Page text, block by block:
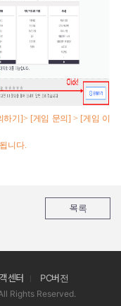
하기]> [게임 문의] > [게임 이
니다.
목록
센터 PC버전
Rights Reserved.